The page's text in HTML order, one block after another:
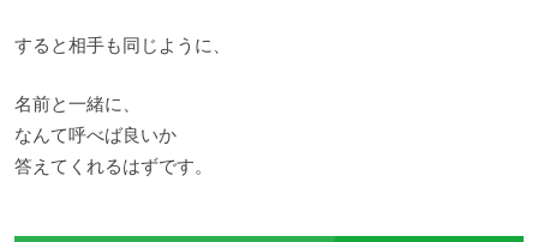
すると相手も同じように、
名前と一緒に、
なんて呼べば良いか
答えてくれるはずです。